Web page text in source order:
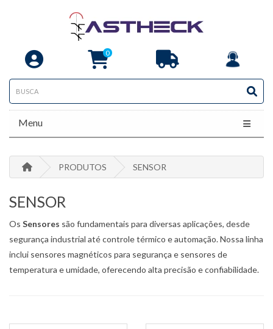
0
Menu
PRODUTOS SENSOR
SENSOR
Os Sensores são fundamentais para diversas aplicações, desde
segurança industrial até controle térmico e automação. Nossa linha
inclui sensores magnéticos para segurança e sensores de
temperatura e umidade, oferecendo alta precisão e confiabilidade.